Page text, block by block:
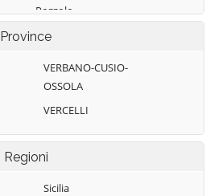
Pozzolo
Ricaldone
Province
VERBANO-CUSIO-
OSSOLA
VERCELLI
Regioni
Sicilia